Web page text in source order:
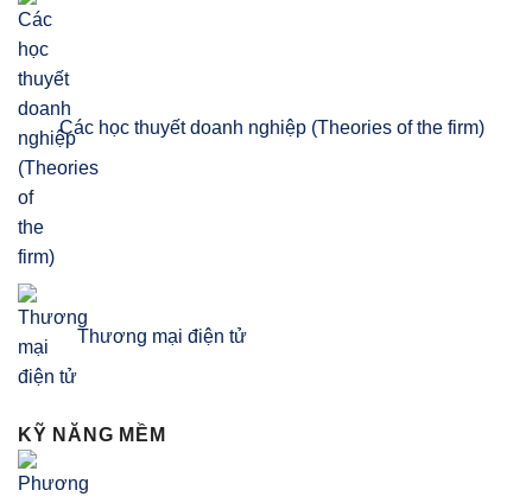
Các học thuyết doanh nghiệp (Theories of the firm)
Thương mại điện tử
KỸ NĂNG MỀM